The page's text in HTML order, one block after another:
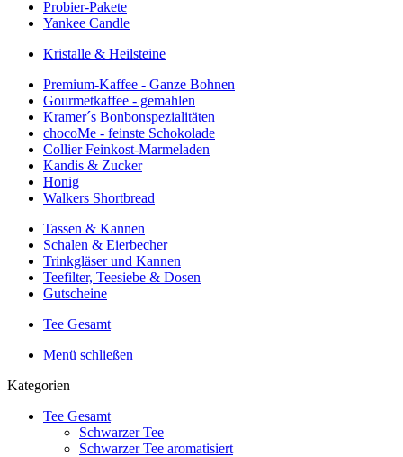
Probier-Pakete
Yankee Candle
Kristalle & Heilsteine
Premium-Kaffee - Ganze Bohnen
Gourmetkaffee - gemahlen
Kramer´s Bonbonspezialitäten
chocoMe - feinste Schokolade
Collier Feinkost-Marmeladen
Kandis & Zucker
Honig
Walkers Shortbread
Tassen & Kannen
Schalen & Eierbecher
Trinkgläser und Kannen
Teefilter, Teesiebe & Dosen
Gutscheine
Tee Gesamt
Menü schließen
Kategorien
Tee Gesamt
Schwarzer Tee
Schwarzer Tee aromatisiert